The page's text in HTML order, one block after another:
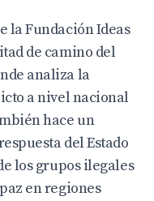
la Fundación Ideas
de camino del
analiza la
a nivel nacional
hace un
del Estado
los grupos ilegales
en regiones